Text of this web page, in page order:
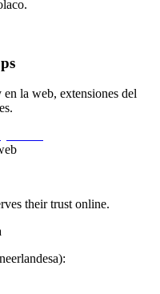
la web, extensiones del
their trust online.
: